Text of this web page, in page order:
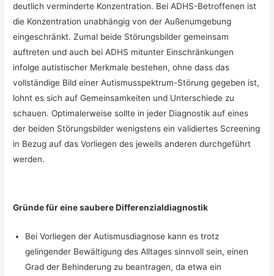
deutlich verminderte Konzentration. Bei ADHS-Betroffenen ist
die Konzentration unabhängig von der Außenumgebung
eingeschränkt. Zumal beide Störungsbilder gemeinsam
auftreten und auch bei ADHS mitunter Einschränkungen
infolge autistischer Merkmale bestehen, ohne dass das
vollständige Bild einer Autismusspektrum-Störung gegeben ist,
lohnt es sich auf Gemeinsamkeiten und Unterschiede zu
schauen. Optimalerweise sollte in jeder Diagnostik auf eines
der beiden Störungsbilder wenigstens ein validiertes Screening
in Bezug auf das Vorliegen des jeweils anderen durchgeführt
werden.
Gründe für eine saubere Differenzialdiagnostik
Bei Vorliegen der Autismusdiagnose kann es trotz
gelingender Bewältigung des Alltages sinnvoll sein, einen
Grad der Behinderung zu beantragen, da etwa ein